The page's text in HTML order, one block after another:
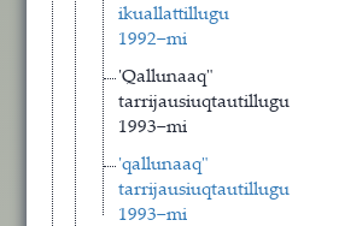
ikuallattillugu
1992−mi
'Qallunaaq"
tarrijausiuqtautillugu
1993−mi
'qallunaaq"
tarrijausiuqtautillugu
1993−mi